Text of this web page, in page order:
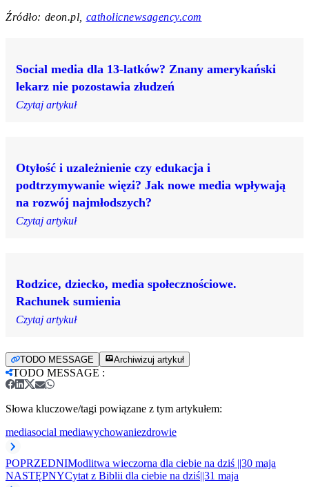
Źródło: deon.pl, catholicnewsagency.com
Social media dla 13-latków? Znany amerykański
lekarz nie pozostawia złudzeń
Czytaj artykuł
Otyłość i uzależnienie czy edukacja i
podtrzymywanie więzi? Jak nowe media wpływają
na rozwój najmłodszych?
Czytaj artykuł
Rodzice, dziecko, media społecznościowe.
Rachunek sumienia
Czytaj artykuł
TODO MESSAGE Archiwizuj artykuł
TODO MESSAGE :
Słowa kluczowe/tagi powiązane z tym artykułem:
mediasocial mediawychowaniezdrowie
POPRZEDNIModlitwa wieczorna dla ciebie na dziś ||30 maja
NASTĘPNYCytat z Biblii dla ciebie na dziś||31 maja